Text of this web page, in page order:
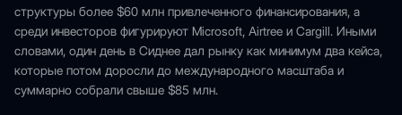
структуры более $60 млн привлеченного финансирования, а
среди инвесторов фигурируют Microsoft, Airtree и Cargill. Иными
словами, один день в Сиднее дал рынку как минимум два кейса,
которые потом доросли до международного масштаба и
суммарно собрали свыше $85 млн.